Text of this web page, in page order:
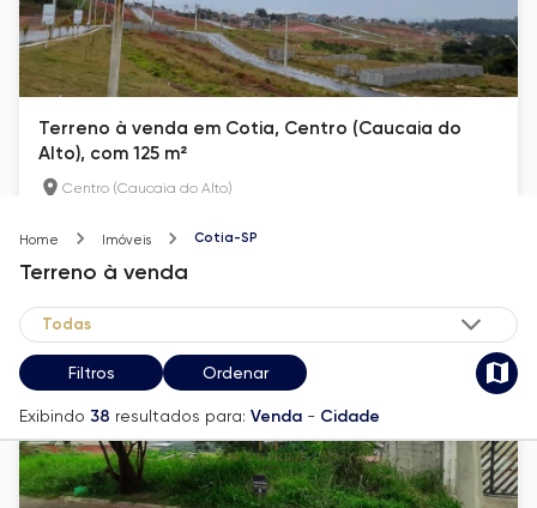
Home Imóveis Cotia-SP
Terreno à venda
Filtros Ordenar
Exibindo 38 resultados para: Venda - Cidade
Terreno à venda em Cotia, Centro (Caucaia do
Alto), com 125 m²
Centro (Caucaia do Alto)
125
R$ 99.999